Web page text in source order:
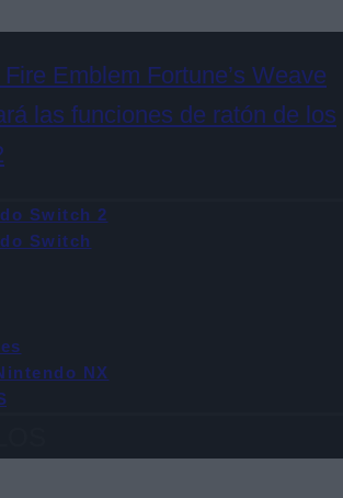
Emblem Fortune’s Weave
las funciones de ratón de los
Switch 2
Switch
NX